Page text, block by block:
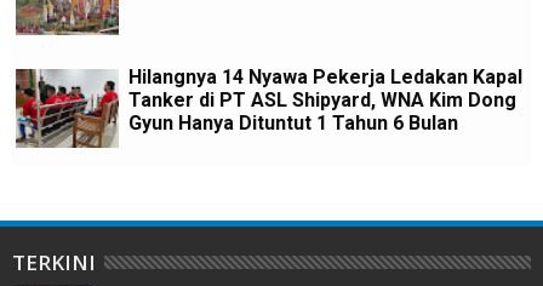
Hilangnya 14 Nyawa Pekerja Ledakan Kapal
Tanker di PT ASL Shipyard, WNA Kim Dong
Gyun Hanya Dituntut 1 Tahun 6 Bulan
TERKINI